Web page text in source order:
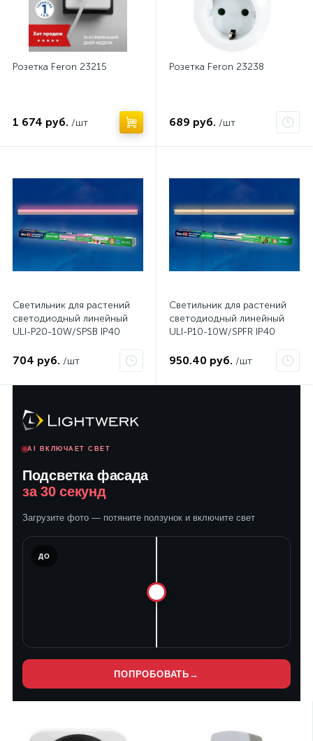
Розетка Feron 23215
1 674 руб. /шт
Розетка Feron 23238
689 руб. /шт
Светильник для растений
светодиодный линейный
ULI-P20-10W/SPSB IP40
704 руб. /шт
Светильник для растений
светодиодный линейный
ULI-P10-10W/SPFR IP40
950.40 руб. /шт
AI ВКЛЮЧАЕТ СВЕТ
Подсветка фасада
за 30 секунд
Загрузите фото — потяните ползунок и включите свет
ДО
ПОПРОБОВАТЬ →